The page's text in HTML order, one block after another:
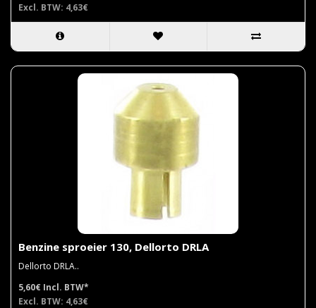
Excl. BTW: 4,63€
Benzine sproeier 130, Dellorto DRLA
Dellorto DRLA..
5,60€ Incl. BTW*
Excl. BTW: 4,63€